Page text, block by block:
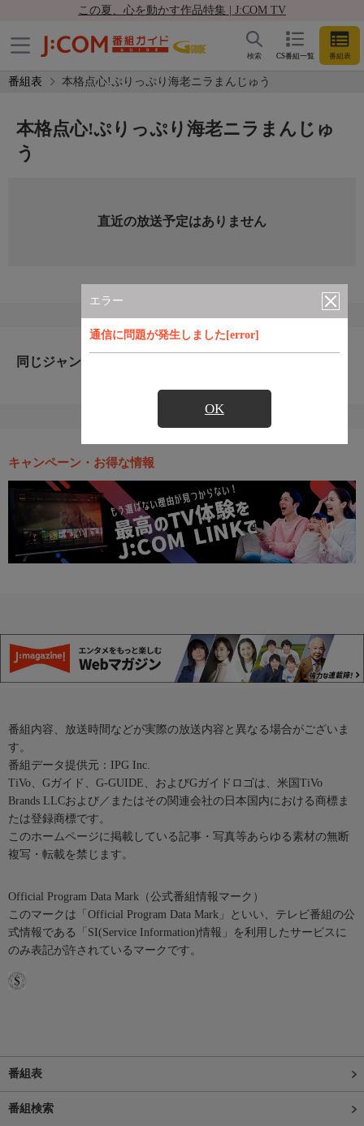
この夏、心を動かす作品特集 | J:COM TV
CS番組一覧 番組表
検索
番組表 本格点心!ぷりっぷり海老ニラまんじゅう
エラー
通信に問題が発生しました[error]
OK
本格点心!ぷりっぷり海老ニラまんじゅ
う
直近の放送予定はありません
同じジャンルのおすすめ番組
キャンペーン・お得な情報
番組内容、放送時間などが実際の放送内容と異なる場合がございま
す。
番組データ提供元：IPG Inc.
TiVo、Gガイド、G-GUIDE、およびGガイドロゴは、米国TiVo
Brands LLCおよび／またはその関連会社の日本国内における商標ま
たは登録商標です。
このホームページに掲載している記事・写真等あらゆる素材の無断
複写・転載を禁じます。
Official Program Data Mark（公式番組情報マーク）
このマークは「Official Program Data Mark」といい、テレビ番組の公
式情報である「SI(Service Information)情報」を利用したサービスに
のみ表記が許されているマークです。
番組表
番組検索